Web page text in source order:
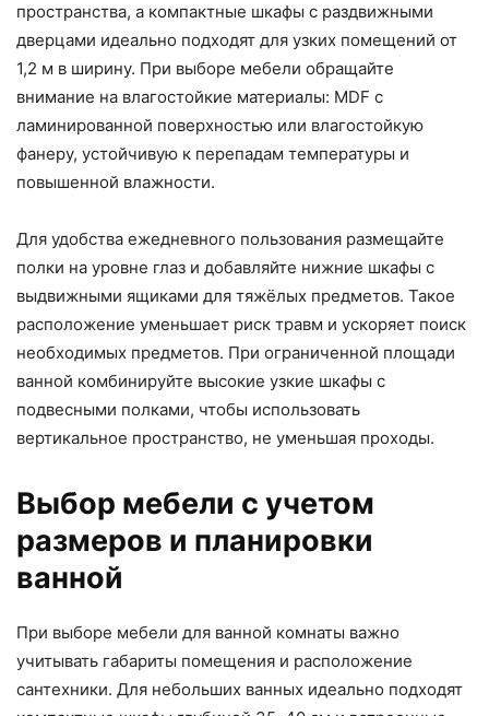
пространства, а компактные шкафы с раздвижными
дверцами идеально подходят для узких помещений от
1,2 м в ширину. При выборе мебели обращайте
внимание на влагостойкие материалы: MDF с
ламинированной поверхностью или влагостойкую
фанеру, устойчивую к перепадам температуры и
повышенной влажности.
Для удобства ежедневного пользования размещайте
полки на уровне глаз и добавляйте нижние шкафы с
выдвижными ящиками для тяжёлых предметов. Такое
расположение уменьшает риск травм и ускоряет поиск
необходимых предметов. При ограниченной площади
ванной комбинируйте высокие узкие шкафы с
подвесными полками, чтобы использовать
вертикальное пространство, не уменьшая проходы.
Выбор мебели с учетом
размеров и планировки
ванной
При выборе мебели для ванной комнаты важно
учитывать габариты помещения и расположение
сантехники. Для небольших ванных идеально подходят